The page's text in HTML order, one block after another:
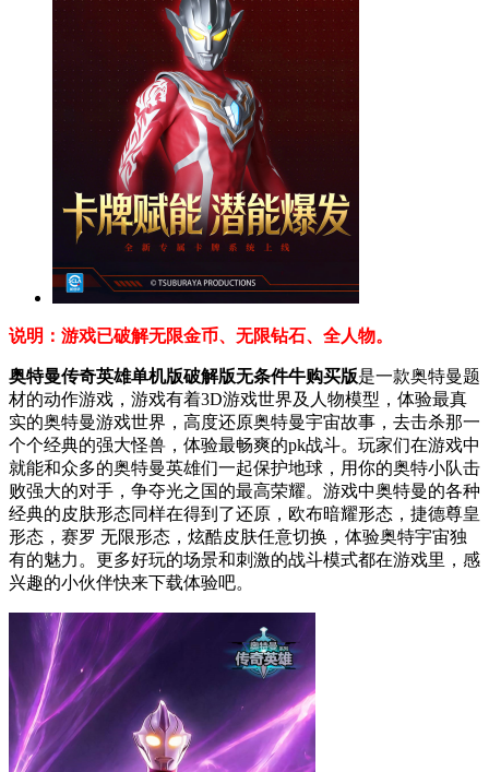
说明：游戏已破解无限金币、无限钻石、全人物。
奥特曼传奇英雄单机版破解版无条件牛购买版是一款奥特曼题
材的动作游戏，游戏有着3D游戏世界及人物模型，体验最真
实的奥特曼游戏世界，高度还原奥特曼宇宙故事，去击杀那一
个个经典的强大怪兽，体验最畅爽的pk战斗。玩家们在游戏中
就能和众多的奥特曼英雄们一起保护地球，用你的奥特小队击
败强大的对手，争夺光之国的最高荣耀。游戏中奥特曼的各种
经典的皮肤形态同样在得到了还原，欧布暗耀形态，捷德尊皇
形态，赛罗 无限形态，炫酷皮肤任意切换，体验奥特宇宙独
有的魅力。更多好玩的场景和刺激的战斗模式都在游戏里，感
兴趣的小伙伴快来下载体验吧。